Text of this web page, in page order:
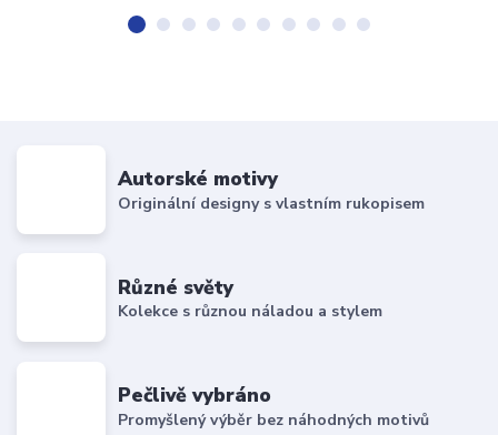
Autorské motivy
Originální designy s vlastním rukopisem
Různé světy
Kolekce s různou náladou a stylem
Pečlivě vybráno
Promyšlený výběr bez náhodných motivů